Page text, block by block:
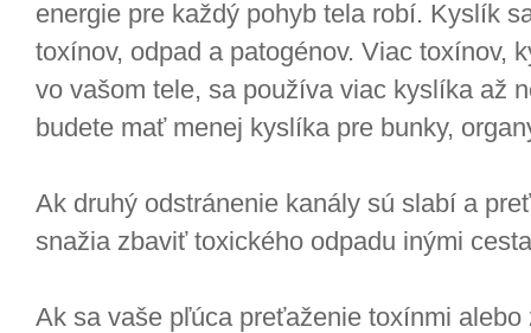
energie pre každý pohyb tela robí. Kyslík
toxínov, odpad a patogénov. Viac toxínov,
vo vašom tele, sa používa viac kyslíka až
budete mať menej kyslíka pre bunky,
Ak druhý odstránenie kanály sú slabí a
snažia zbaviť toxického odpadu inými
Ak sa vaše pľúca preťaženie toxínmi